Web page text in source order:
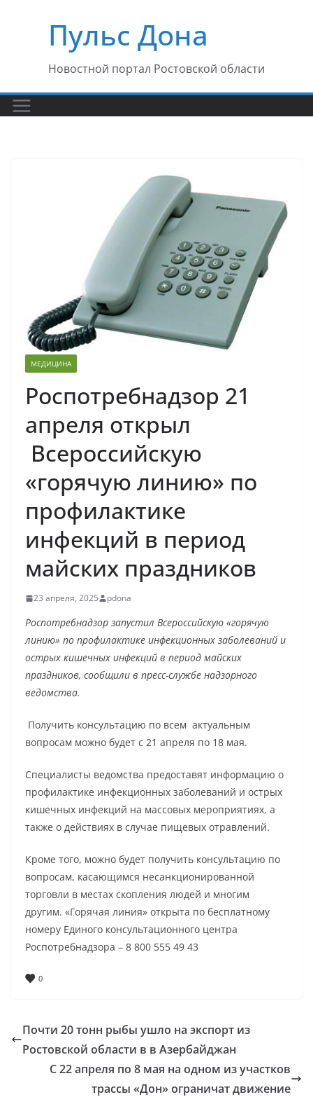
содержимомуПульс Дона
Новостной портал Ростовской области
МЕДИЦИНА
Роспотребнадзор 21
апреля открыл
Всероссийскую
«горячую линию» по
профилактике
инфекций в период
майских праздников
23 апреля, 2025 pdona
Роспотребнадзор запустил Всероссийскую «горячую
линию» по профилактике инфекционных заболеваний и
острых кишечных инфекций в период майских
праздников, сообщили в пресс-службе надзорного
ведомства.
Получить консультацию по всем актуальным
вопросам можно будет с 21 апреля по 18 мая.
Специалисты ведомства предоставят информацию о
профилактике инфекционных заболеваний и острых
кишечных инфекций на массовых мероприятиях, а
также о действиях в случае пищевых отравлений.
Кроме того, можно будет получить консультацию по
вопросам, касающимся несанкционированной
торговли в местах скопления людей и многим
другим. «Горячая линия» открыта по бесплатному
номеру Единого консультационного центра
Роспотребнадзора – 8 800 555 49 43
0
Почти 20 тонн рыбы ушло на экспорт из
Ростовской области в в Азербайджан
С 22 апреля по 8 мая на одном из участков
трассы «Дон» ограничат движение